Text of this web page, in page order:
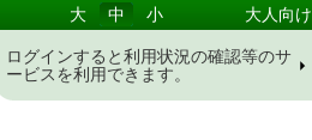
大 中 小 大人向け
ログインすると利用状況の確認等のサ
ービスを利用できます。